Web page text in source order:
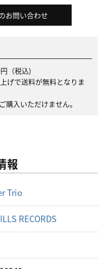
お問い合わせ
（税込)
げで送料が無料となりま
入いただけません。
報
Trio
RECORDS